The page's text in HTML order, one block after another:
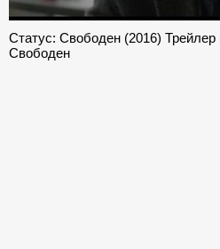
Статус: Свободен (2016)
Свободен